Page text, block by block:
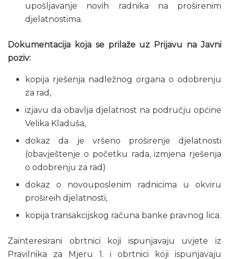
upošljavanje novih radnika na proširenim
djelatnostima.
Dokumentacija koja se prilaže uz Prijavu na Javni
poziv:
kopija rješenja nadležnog organa o odobrenju
za rad,
izjavu da obavlja djelatnost na području općine
Velika Kladuša,
dokaz da je vršeno proširenje djelatnosti
(obavještenje o početku rada, izmjena rješenja
o odobrenju za rad)
dokaz o novouposlenim radnicima u okviru
prošireih djelatnosti,
kopija transakcijskog računa banke pravnog lica.
Zainteresirani obrtnici koji ispunjavaju uvjete iz
Pravilnika za Mjeru 1. i obrtnici koji ispunjavaju